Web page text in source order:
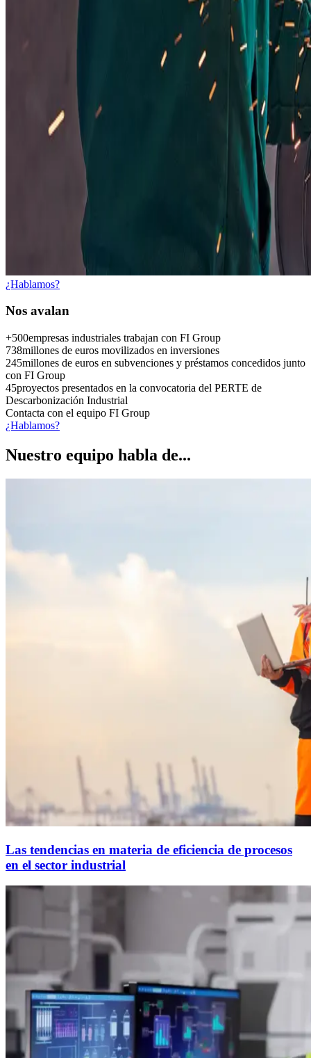
¿Hablamos?
Nos avalan
+500empresas industriales trabajan con FI Group
738millones de euros movilizados en inversiones
245millones de euros en subvenciones y préstamos concedidos junto
con FI Group
45proyectos presentados en la convocatoria del PERTE de
Descarbonización Industrial
Contacta con el equipo FI Group
¿Hablamos?
Nuestro equipo habla de...
Las tendencias en materia de eficiencia de procesos
en el sector industrial